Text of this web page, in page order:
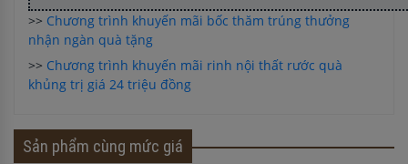
>> Chương trình khuyến mãi bốc thăm trúng thưởng
nhận ngàn quà tặng
>> Chương trình khuyến mãi rinh nội thất rước quà
khủng trị giá 24 triệu đồng
Sản phẩm cùng mức giá